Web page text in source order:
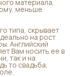
материала,
меньше
типа, скрывает
на рост
Английский
Вам носить ее в
так и на
то свадьба,